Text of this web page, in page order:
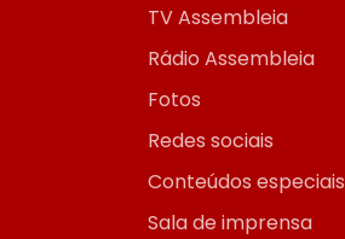
TV Assembleia
Rádio Assembleia
Fotos
Redes sociais
Conteúdos especiais
Sala de imprensa